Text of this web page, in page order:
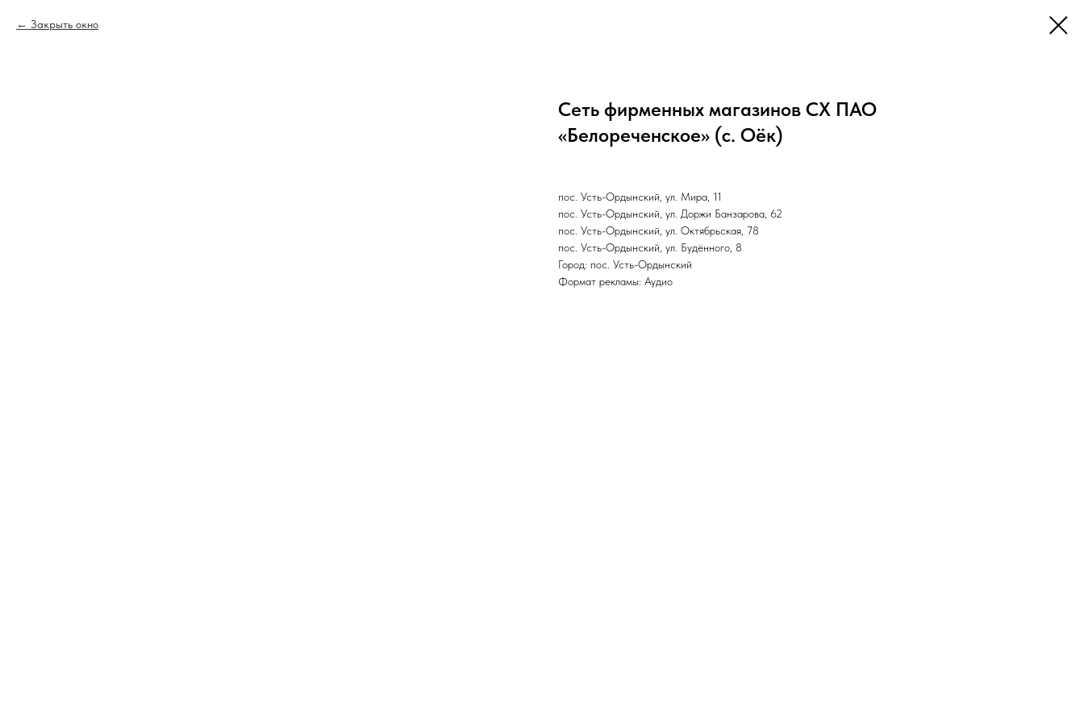
Закрыть окно
Сеть фирменных магазинов СХ ПАО
«Белореченское» (с. Оёк)
пос. Усть-Ордынский, ул. Мира, 11
пос. Усть-Ордынский, ул. Доржи Банзарова, 62
пос. Усть-Ордынский, ул. Октябрьская, 78
пос. Усть-Ордынский, ул. Будённого, 8
Город: пос. Усть-Ордынский
Формат рекламы: Аудио